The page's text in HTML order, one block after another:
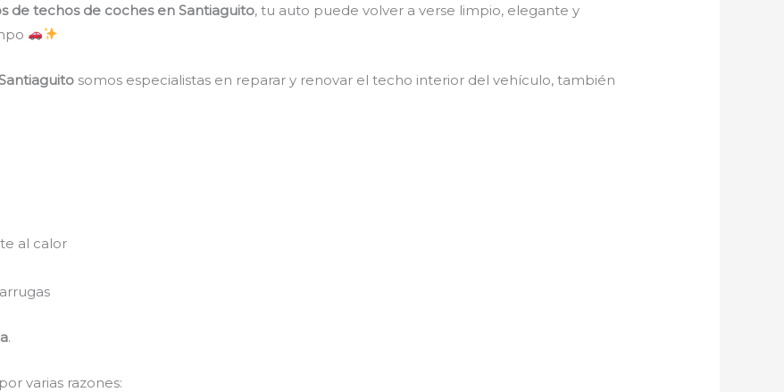
de techos de coches en Santiaguito, tu auto puede volver a verse limpio, elegante y
somos especialistas en reparar y renovar el techo interior del vehículo, también
al calor
.
varias razones: